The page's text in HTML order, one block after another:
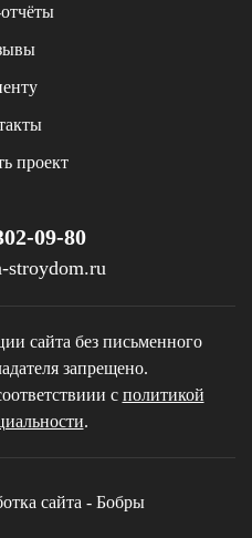
проект
09-80
stroydom.ru
сайта без письменного
запрещено.
с политикой
.
сайта - Бобры